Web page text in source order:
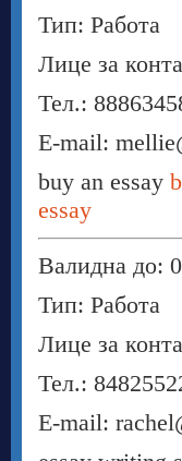
Тип: Работа
Лице за
Тел.:
E-mail:
buy an essay
essay
Валидна до:
Тип: Работа
Лице за
Тел.:
E-mail: